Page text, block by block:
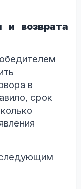
и возврата
в
срок